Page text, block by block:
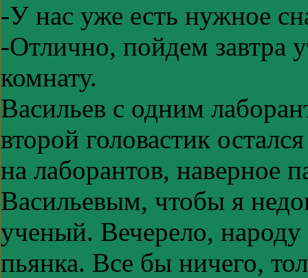
-У нас уже есть нужное
-Отлично, пойдем завтра
комнату.
Васильев с одним
второй головастик
на лаборантов, наверное
Васильевым, чтобы я
ученый. Вечерело, народу
пьянка. Все бы ничего,